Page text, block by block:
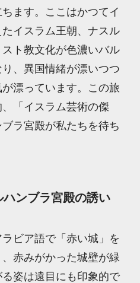
ます。ここはかつてイ
イスラム王朝、ナスル
ト教文化が色濃いバル
、異国情緒が漂いつつ
漂っています。この旅
「イスラム芸術の傑
ラ宮殿が私たちを待ち
ンブラ宮殿の誘い
ラビア語で「赤い城」を
赤みがかった城壁が緑
姿は遠目にも印象的で